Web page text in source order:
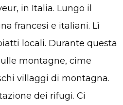
in Italia. Lungo il
francesi e italiani. Lì
locali. Durante questa
montagne, cime
villaggi di montagna.
dei rifugi. Ci